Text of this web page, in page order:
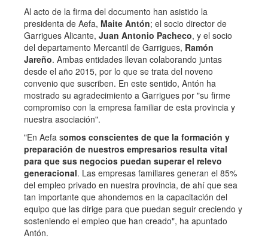
Al acto de la firma del documento han asistido la
presidenta de Aefa, Maite Antón; el socio director de
Garrigues Alicante, Juan Antonio Pacheco, y el socio
del departamento Mercantil de Garrigues, Ramón
Jareño. Ambas entidades llevan colaborando juntas
desde el año 2015, por lo que se trata del noveno
convenio que suscriben. En este sentido, Antón ha
mostrado su agradecimiento a Garrigues por "su firme
compromiso con la empresa familiar de esta provincia y
nuestra asociación".
"En Aefa somos conscientes de que la formación y
preparación de nuestros empresarios resulta vital
para que sus negocios puedan superar el relevo
generacional. Las empresas familiares generan el 85%
del empleo privado en nuestra provincia, de ahí que sea
tan importante que ahondemos en la capacitación del
equipo que las dirige para que puedan seguir creciendo y
sosteniendo el empleo que han creado", ha apuntado
Antón.